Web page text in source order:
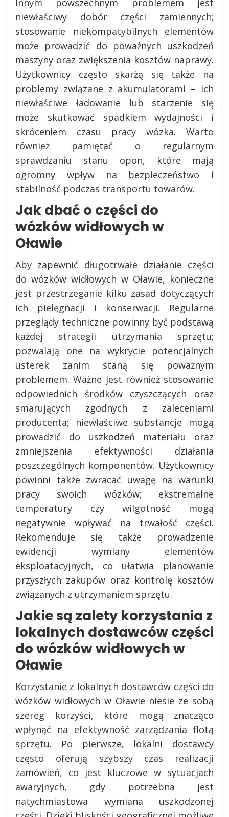
Innym powszechnym problemem jest
niewłaściwy dobór części zamiennych;
stosowanie niekompatybilnych elementów
może prowadzić do poważnych uszkodzeń
maszyny oraz zwiększenia kosztów naprawy.
Użytkownicy często skarżą się także na
problemy związane z akumulatorami – ich
niewłaściwe ładowanie lub starzenie się
może skutkować spadkiem wydajności i
skróceniem czasu pracy wózka. Warto
również pamiętać o regularnym
sprawdzaniu stanu opon, które mają
ogromny wpływ na bezpieczeństwo i
stabilność podczas transportu towarów.
Jak dbać o części do
wózków widłowych w
Oławie
Aby zapewnić długotrwałe działanie części
do wózków widłowych w Oławie, konieczne
jest przestrzeganie kilku zasad dotyczących
ich pielęgnacji i konserwacji. Regularne
przeglądy techniczne powinny być podstawą
każdej strategii utrzymania sprzętu;
pozwalają one na wykrycie potencjalnych
usterek zanim staną się poważnym
problemem. Ważne jest również stosowanie
odpowiednich środków czyszczących oraz
smarujących zgodnych z zaleceniami
producenta; niewłaściwe substancje mogą
prowadzić do uszkodzeń materiału oraz
zmniejszenia efektywności działania
poszczególnych komponentów. Użytkownicy
powinni także zwracać uwagę na warunki
pracy swoich wózków; ekstremalne
temperatury czy wilgotność mogą
negatywnie wpływać na trwałość części.
Rekomenduje się także prowadzenie
ewidencji wymiany elementów
eksploatacyjnych, co ułatwia planowanie
przyszłych zakupów oraz kontrolę kosztów
związanych z utrzymaniem sprzętu.
Jakie są zalety korzystania z
lokalnych dostawców części
do wózków widłowych w
Oławie
Korzystanie z lokalnych dostawców części do
wózków widłowych w Oławie niesie ze sobą
szereg korzyści, które mogą znacząco
wpłynąć na efektywność zarządzania flotą
sprzętu. Po pierwsze, lokalni dostawcy
często oferują szybszy czas realizacji
zamówień, co jest kluczowe w sytuacjach
awaryjnych, gdy potrzebna jest
natychmiastowa wymiana uszkodzonej